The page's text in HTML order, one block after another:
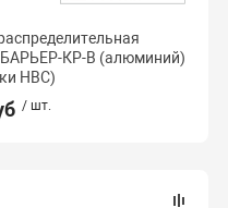
БАРЬЕР-КР-В (алюминий)
НВС)
/ шт.